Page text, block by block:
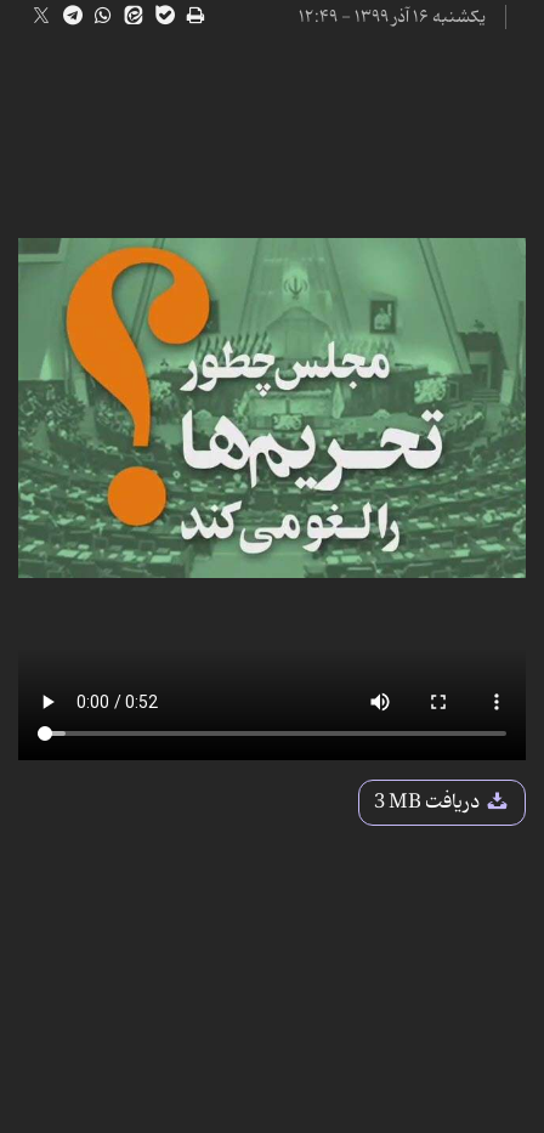
یکشنبه ۱۶ آذر ۱۳۹۹ - ۱۲:۴۹
دریافت3 MB